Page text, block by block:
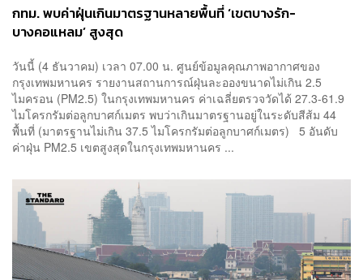
กทม. พบค่าฝุ่นเกินมาตรฐานหลายพื้นที่ ‘เขตบางรัก-
บางคอแหลม’ สูงสุด
วันนี้ (4 ธันวาคม) เวลา 07.00 น. ศูนย์ข้อมูลคุณภาพอากาศของ
กรุงเทพมหานคร รายงานสถานการณ์ฝุ่นละอองขนาดไม่เกิน 2.5
ไมครอน (PM2.5) ในกรุงเทพมหานคร ค่าเฉลี่ยตรวจวัดได้ 27.3-61.9
ไมโครกรัมต่อลูกบาศก์เมตร พบว่าเกินมาตรฐานอยู่ในระดับสีส้ม 44
พื้นที่ (มาตรฐานไม่เกิน 37.5 ไมโครกรัมต่อลูกบาศก์เมตร) 5 อันดับ
ค่าฝุ่น PM2.5 เขตสูงสุดในกรุงเทพมหานคร ...